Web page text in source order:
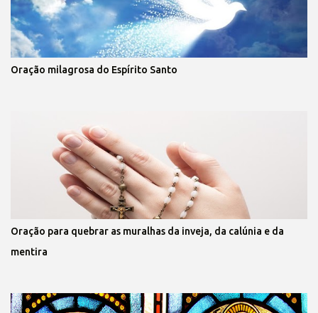
Oração milagrosa do Espírito Santo
Oração para quebrar as muralhas da inveja, da calúnia e da
mentira